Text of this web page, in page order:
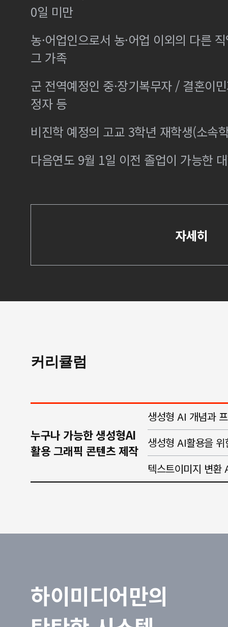
0일 미만
농·어업인으로서 농·어업 이외의 다른
그 가족
군 전역예정인 중·장기복무자 / 결혼이
정자 등
비진학 예정의 고교 3학년 재학생(소속
다음연도 9월 1일 이전 졸업이 가능한
자세히
커리큘럼
누구나 가능한 생성형AI
활용 그래픽 콘텐츠 제작
생성형 AI 개념과
생성형 AI활용을
텍스트이미지 변환
하이미디어만의